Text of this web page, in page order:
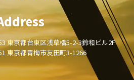
東京都台東区浅草橋5-2-3鈴和ビル2F
東京都青梅市友田町3-1266